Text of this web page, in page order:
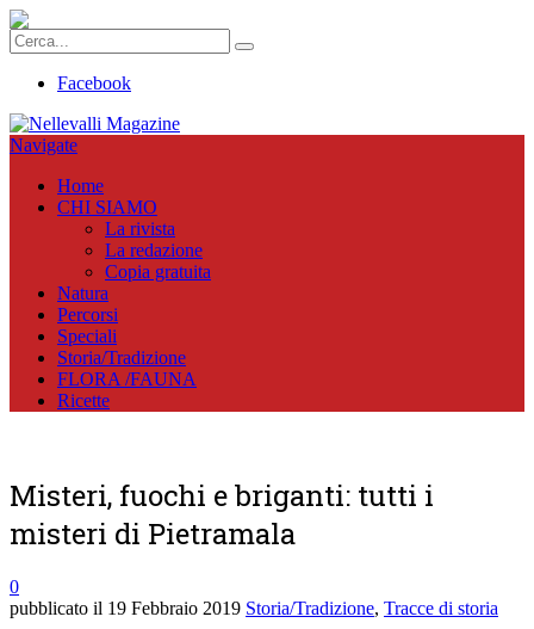
Facebook
Navigate
Home
CHI SIAMO
La rivista
La redazione
Copia gratuita
Natura
Percorsi
Speciali
Storia/Tradizione
FLORA /FAUNA
Ricette
Misteri, fuochi e briganti: tutti i
misteri di Pietramala
0
pubblicato il 19 Febbraio 2019 Storia/Tradizione, Tracce di storia